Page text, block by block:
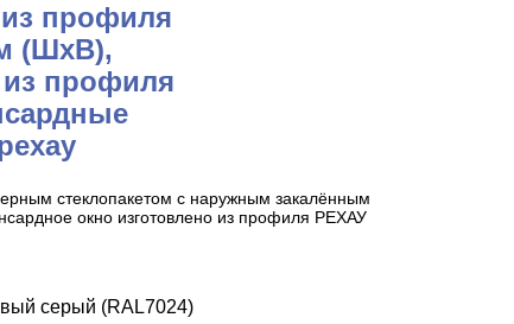
профиля
(ШхВ),
профиля
стеклопакетом с наружным закалённым
окно изготовлено из профиля РЕХАУ
серый (RAL7024)